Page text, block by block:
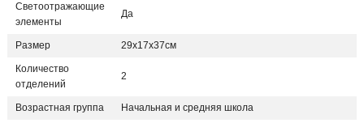
Светоотражающие
элементы
Да
Размер 29х17х37см
Количество
отделений
2
Возрастная группа Начальная и средняя школа